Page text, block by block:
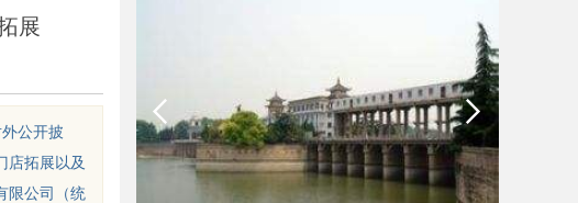
展
公开披
店拓展以及
限公司（统